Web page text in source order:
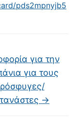
pds2mpnyjb5
για την
για τους
→